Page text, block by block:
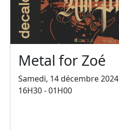
Metal for Zoé
Samedi, 14 décembre 2024
16H30 - 01H00